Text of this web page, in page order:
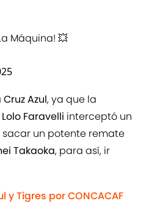
Máquina! 💥
Cruz Azul, ya que la
Lolo Faravelli interceptó un
un potente remate
Takaoka, para así, ir
Tigres por CONCACAF